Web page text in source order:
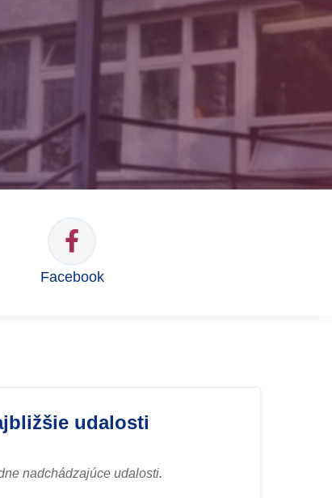
Facebook
udalosti
nadchádzajúce udalosti.